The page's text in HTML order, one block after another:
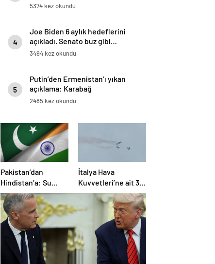
5374 kez okundu
4
Joe Biden 6 aylık hedeflerini
açıkladı. Senato buz gibi…
3494 kez okundu
5
Putin’den Ermenistan’ı yıkan
açıklama: Karabağ
Azerbaycan’ın ayrılmaz bir
2485 kez okundu
Pakistan’dan
Hindistan’a: Su
bizim kırmızı
çizgimizdir
İtalya Hava
Kuvvetleri’ne ait 3
uçak eğitim
uçuşunda kaza